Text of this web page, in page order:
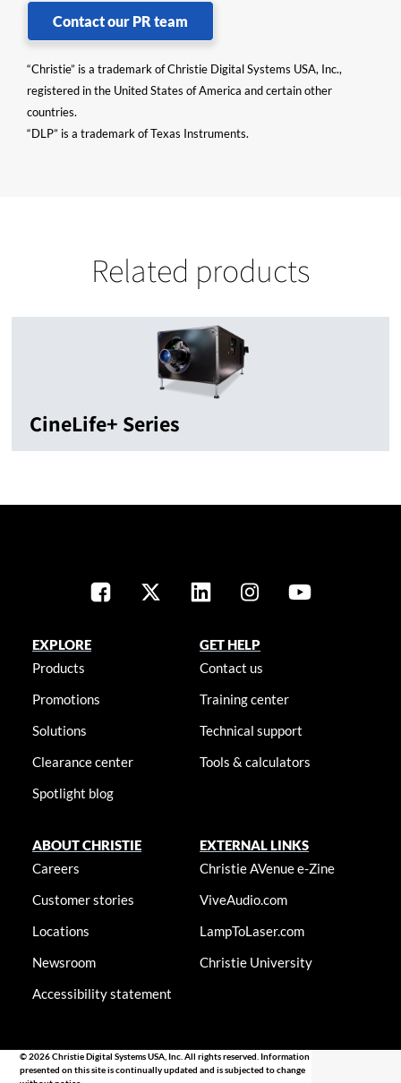
Contact our PR team
“Christie” is a trademark of Christie Digital Systems USA, Inc.,
registered in the United States of America and certain other
countries.
“DLP” is a trademark of Texas Instruments.
Related products
CineLife+ Series
EXPLORE
Products
Promotions
Solutions
Clearance center
Spotlight blog
GET HELP
Contact us
Training center
Technical support
Tools & calculators
ABOUT CHRISTIE
Careers
Customer stories
Locations
Newsroom
Accessibility statement
EXTERNAL LINKS
Christie AVenue e-Zine
ViveAudio.com
LampToLaser.com
Christie University
© 2026 Christie Digital Systems USA, Inc. All rights reserved. Information
presented on this site is continually updated and is subjected to change